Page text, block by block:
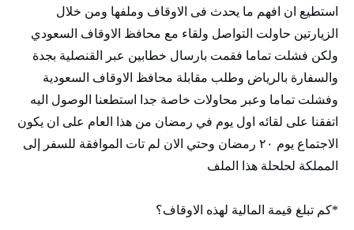
استطيع ان افهم ما يحدث فى الاوقاف وملفها ومن خلال
الزيارتين حاولت التواصل ولقاء مع محافظ الاوقاف السعودي
ولكن فشلت تماما فقمت بارسال خطابين عبر القنصلية بجدة
والسفارة بالرياض وطلب مقابلة محافظ الاوقاف السعودية
وفشلت تماما وعبر محاولات خاصة جدا استطعنا الوصول اليه
اتفقنا على لقائه اول يوم في رمضان من هذا العام على ان يكون
الاجتماع يوم ٢٠ رمضان وحتي الان لم تات الموافقة للسفر إلى
المملكة لحلحلة هذا الملف
*كم تبلغ قيمة المالية لهذه الاوقاف؟